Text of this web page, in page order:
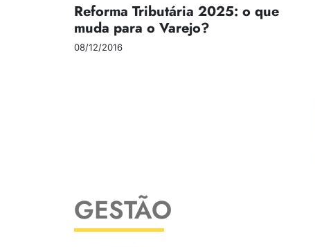
Reforma Tributária 2025: o que
muda para o Varejo?
08/12/2016
GESTÃO